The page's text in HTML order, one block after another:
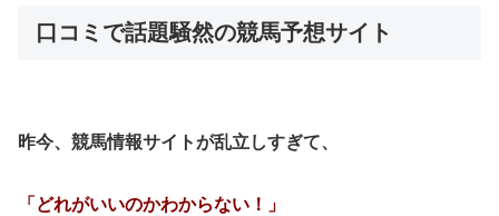
口コミで話題騒然の競馬予想サイト
昨今、競馬情報サイトが乱立しすぎて、
「どれがいいのかわからない！」